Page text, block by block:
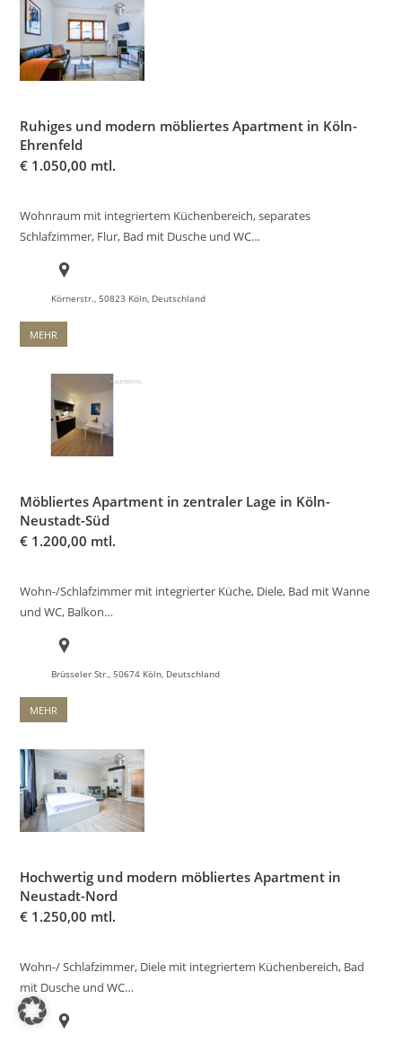
Ruhiges und modern möbliertes Apartment in Köln-
Ehrenfeld
€ 1.050,00 mtl.
Wohnraum mit integriertem Küchenbereich, separates
Schlafzimmer, Flur, Bad mit Dusche und WC…
Körnerstr., 50823 Köln, Deutschland
MEHR
Möbliertes Apartment in zentraler Lage in Köln-
Neustadt-Süd
€ 1.200,00 mtl.
Wohn-/Schlafzimmer mit integrierter Küche, Diele, Bad mit Wanne
und WC, Balkon…
Brüsseler Str., 50674 Köln, Deutschland
MEHR
Hochwertig und modern möbliertes Apartment in
Neustadt-Nord
€ 1.250,00 mtl.
Wohn-/ Schlafzimmer, Diele mit integriertem Küchenbereich, Bad
mit Dusche und WC…